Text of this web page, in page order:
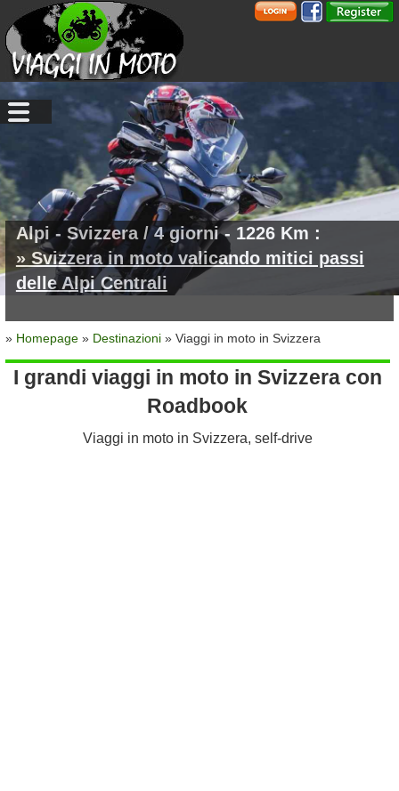
Alpi - Svizzera / 4 giorni - 1226 Km :
» Svizzera in moto valicando mitici passi
delle Alpi Centrali
» Homepage» Destinazioni» Viaggi in moto in Svizzera
I grandi viaggi in moto in Svizzera con
Roadbook
Viaggi in moto in Svizzera, self-drive